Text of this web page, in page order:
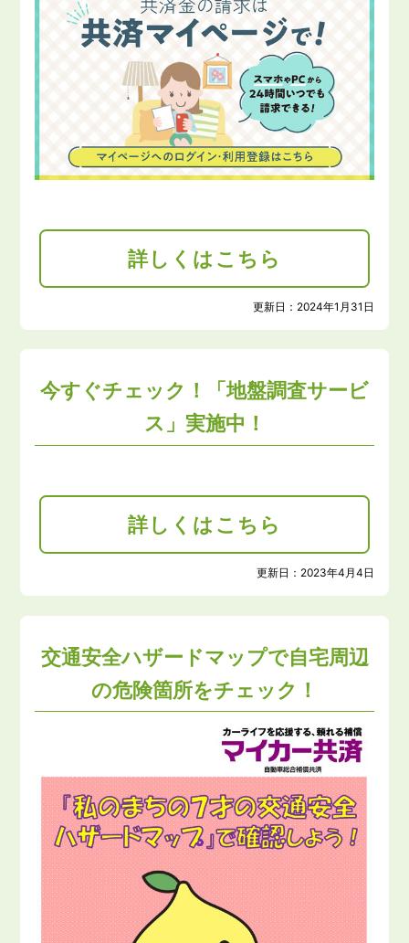
詳しくはこちら
更新日： 2024年1月31日
今すぐチェック！「地盤調査サービ
ス」実施中！
詳しくはこちら
更新日： 2023年4月4日
交通安全ハザードマップで自宅周辺
の危険箇所をチェック！